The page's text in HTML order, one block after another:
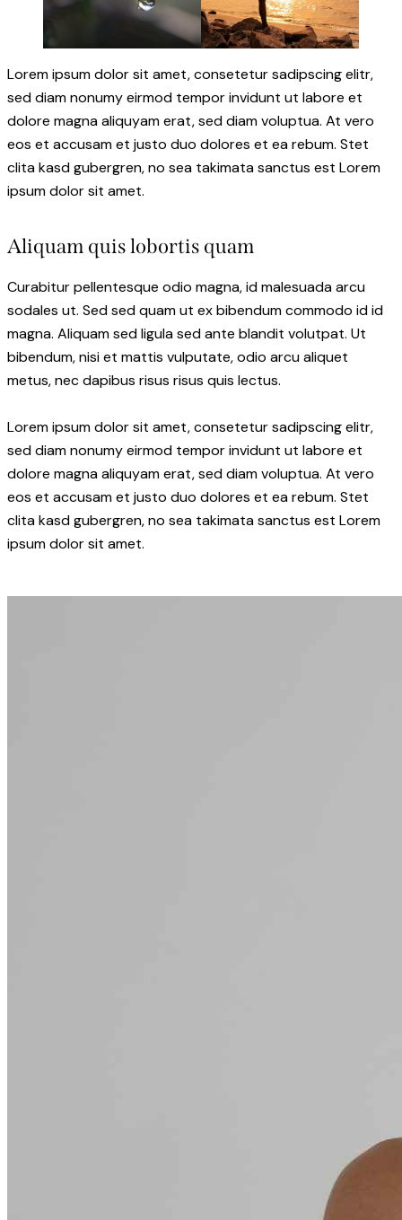
Lorem ipsum dolor sit amet, consetetur sadipscing elitr,
sed diam nonumy eirmod tempor invidunt ut labore et
dolore magna aliquyam erat, sed diam voluptua. At vero
eos et accusam et justo duo dolores et ea rebum. Stet
clita kasd gubergren, no sea takimata sanctus est Lorem
ipsum dolor sit amet.
Aliquam quis lobortis quam
Curabitur pellentesque odio magna, id malesuada arcu
sodales ut. Sed sed quam ut ex bibendum commodo id id
magna. Aliquam sed ligula sed ante blandit volutpat. Ut
bibendum, nisi et mattis vulputate, odio arcu aliquet
metus, nec dapibus risus risus quis lectus.
Lorem ipsum dolor sit amet, consetetur sadipscing elitr,
sed diam nonumy eirmod tempor invidunt ut labore et
dolore magna aliquyam erat, sed diam voluptua. At vero
eos et accusam et justo duo dolores et ea rebum. Stet
clita kasd gubergren, no sea takimata sanctus est Lorem
ipsum dolor sit amet.